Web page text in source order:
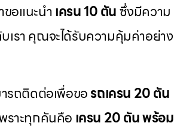
อแนะนำเครน 10 ตันซึ่งมีความ
เรา คุณจะได้รับความคุ้มค่าอย่าง
รถติดต่อเพื่อขอรถเครน 20 ตัน
ราะทุกคันคือ เครน 20 ตัน พร้อม